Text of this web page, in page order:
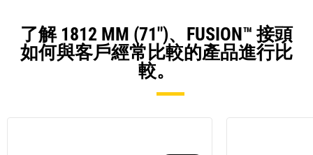
了解 1812 MM (71")、FUSION™ 接頭
如何與客戶經常比較的產品進行比
較。